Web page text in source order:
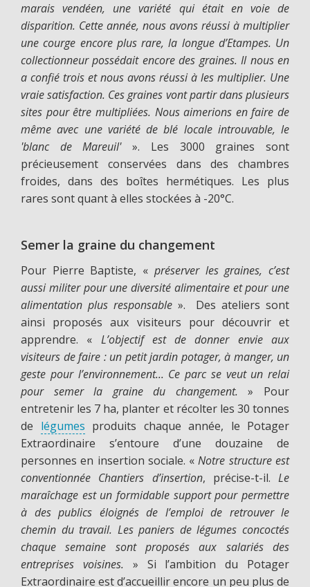
marais vendéen, une variété qui était en voie de
disparition. Cette année, nous avons réussi à multiplier
une courge encore plus rare, la longue d’Etampes. Un
collectionneur possédait encore des graines. Il nous en
a confié trois et nous avons réussi à les multiplier. Une
vraie satisfaction. Ces graines vont partir dans plusieurs
sites pour être multipliées. Nous aimerions en faire de
même avec une variété de blé locale introuvable, le
'blanc de Mareuil'». Les 3000 graines sont
précieusement conservées dans des chambres
froides, dans des boîtes hermétiques. Les plus
rares sont quant à elles stockées à -20°C.
Semer la graine du changement
Pour Pierre Baptiste, « préserver les graines, c’est
aussi militer pour une diversité alimentaire et pour une
alimentation plus responsable». Des ateliers sont
ainsi proposés aux visiteurs pour découvrir et
apprendre. « L’objectif est de donner envie aux
visiteurs de faire : un petit jardin potager, à manger, un
geste pour l’environnement... Ce parc se veut un relai
pour semer la graine du changement. » Pour
entretenir les 7 ha, planter et récolter les 30 tonnes
de légumes produits chaque année, le Potager
Extraordinaire s’entoure d’une douzaine de
personnes en insertion sociale. « Notre structure est
conventionnée Chantiers d’insertion, précise-t-il. Le
maraîchage est un formidable support pour permettre
à des publics éloignés de l’emploi de retrouver le
chemin du travail. Les paniers de légumes concoctés
chaque semaine sont proposés aux salariés des
entreprises voisines. » Si l’ambition du Potager
Extraordinaire est d’accueillir encore un peu plus de